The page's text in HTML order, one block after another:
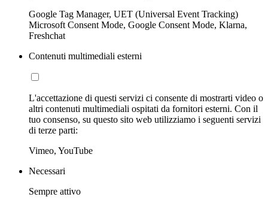
Google Tag Manager, UET (Universal Event Tracking)
Microsoft Consent Mode, Google Consent Mode, Klarna,
Freshchat
Contenuti multimediali esterni
L'accettazione di questi servizi ci consente di mostrarti video o
altri contenuti multimediali ospitati da fornitori esterni. Con il
tuo consenso, su questo sito web utilizziamo i seguenti servizi
di terze parti:
Vimeo, YouTube
Necessari
Sempre attivo